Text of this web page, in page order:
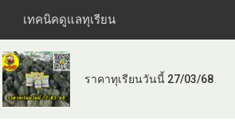
เทคนิคดูแลทุเรียน
ราคาทุเรียนวันนี้ 27/03/68